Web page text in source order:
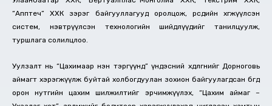
“Апптеч” ХХК зэрэг байгууллагууд оролцож, өөрсдийн хөгжүүлсэн
систем, нэвтрүүлсэн технологийн шийдлүүдийг танилцуулж,
туршлага солилцлоо.
Уулзалт нь “Цахимаар нэн тэргүүнд” үндэсний хөдөлгөөнийг Дорноговь
аймагт хэрэгжүүлж буйтай холбогдуулан зохион байгуулагдсан бөгөөд
орон нутгийн цахим шилжилтийг эрчимжүүлэх, “Цахим аймаг –